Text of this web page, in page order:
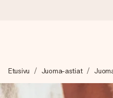
Valmistamme lahjasi
merkitystä.
Etusivu Juoma-astiat